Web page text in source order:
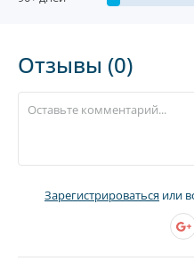
Отзывы (0)
Зарегистрироваться или